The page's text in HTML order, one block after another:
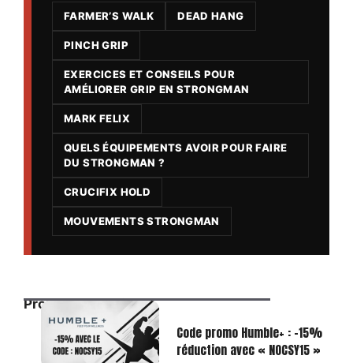
FARMER’S WALK DEAD HANG
PINCH GRIP
EXERCICES ET CONSEILS POUR
AMÉLIORER GRIP EN STRONGMAN
MARK FELIX
QUELS ÉQUIPEMENTS AVOIR POUR FAIRE
DU STRONGMAN ?
CRUCIFIX HOLD
MOUVEMENTS STRONGMAN
Promos exclusives
Code promo Humble+ : -15%
réduction avec « NOCSY15 »